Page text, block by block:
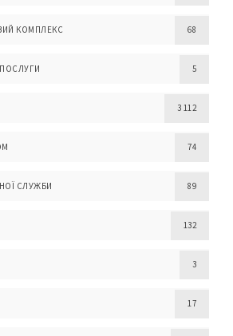
КОМПЛЕКС 68
ПОСЛУГИ 5
3 112
74
СЛУЖБИ 89
132
3
17